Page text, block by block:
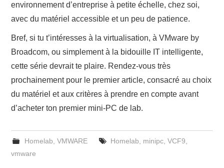
environnement d’entreprise à petite échelle, chez soi,
avec du matériel accessible et un peu de patience.
Bref, si tu t’intéresses à la virtualisation, à VMware by
Broadcom, ou simplement à la bidouille IT intelligente,
cette série devrait te plaire. Rendez-vous très
prochainement pour le premier article, consacré au choix
du matériel et aux critères à prendre en compte avant
d’acheter ton premier mini-PC de lab.
Homelab VMWARE Homelab minipc, VCF9
vmware